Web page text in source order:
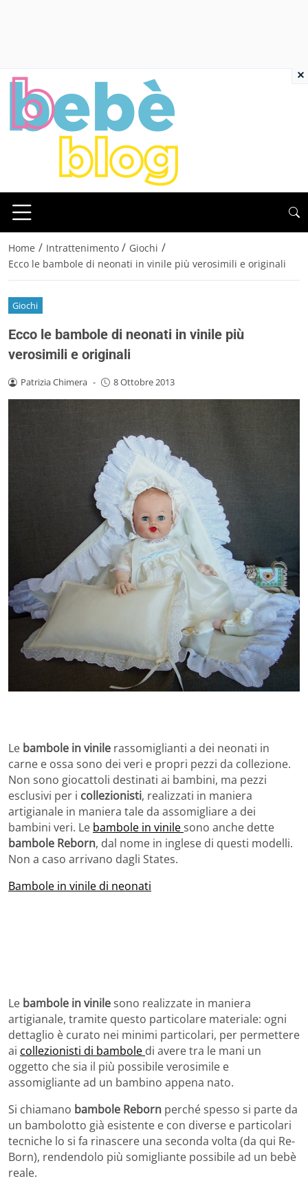
Home / Intrattenimento / Giochi /
Ecco le bambole di neonati in vinile più verosimili e originali
Giochi
Ecco le bambole di neonati in vinile più
verosimili e originali
Patrizia Chimera - 8 Ottobre 2013
Le bambole in vinile rassomiglianti a dei neonati in
carne e ossa sono dei veri e propri pezzi da collezione.
Non sono giocattoli destinati ai bambini, ma pezzi
esclusivi per i collezionisti, realizzati in maniera
artigianale in maniera tale da assomigliare a dei
bambini veri. Le bambole in vinilesono anche dette
bambole Reborn, dal nome in inglese di questi modelli.
Non a caso arrivano dagli States.
Bambole in vinile di neonati
Le bambole in vinilesono realizzate in maniera
artigianale, tramite questo particolare materiale: ogni
dettaglio è curato nei minimi particolari, per permettere
ai collezionisti di bambole di avere tra le mani un
oggetto che sia il più possibile verosimile e
assomigliante ad un bambino appena nato.
Si chiamano bambole Reborn perché spesso si parte da
un bambolotto già esistente e con diverse e particolari
tecniche lo si fa rinascere una seconda volta (da qui Re-
Born), rendendolo più somigliante possibile ad un bebè
reale.
×